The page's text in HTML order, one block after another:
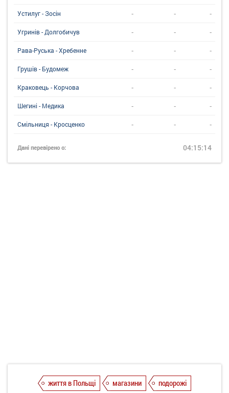
Устилуг - Зосін - - -
Угринiв - Долгобичув - - -
Рава-Руська - Хребенне - - -
Грушів - Будомеж - - -
Краковець - Корчова - - -
Шегині - Медика - - -
Смільниця - Кросценко - - -
Дані перевірено о: 04:15:14
життя в Польщі магазини
подорожі